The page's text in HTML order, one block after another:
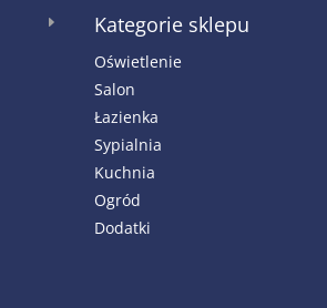
E Kategorie sklepu
Oświetlenie
Salon
Łazienka
Sypialnia
Kuchnia
Ogród
Dodatki